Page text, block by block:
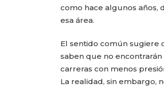
como hace algunos años,
esa área.
El sentido común sugiere
saben que no
carreras con menos
La realidad, sin embargo,